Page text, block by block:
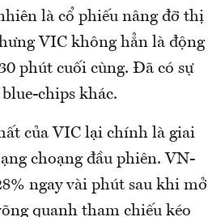
là cổ phiếu nâng đỡ thị
VIC không hẳn là động
phút cuối cùng. Đã có sự
chips khác.
của VIC lại chính là giai
choạng đầu phiên. VN-
ngay vài phút sau khi mở
quanh tham chiếu kéo